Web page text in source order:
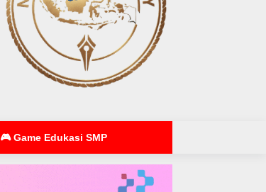
🎮 Game Edukasi SMP